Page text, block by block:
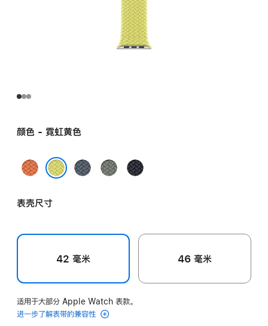
颜色 - 霓虹黄色
姜
末
铁
灰
午
表壳尺寸
42 毫米 46 毫米
适用于大部分 Apple Watch 表款。
进一步了解表带的兼容性